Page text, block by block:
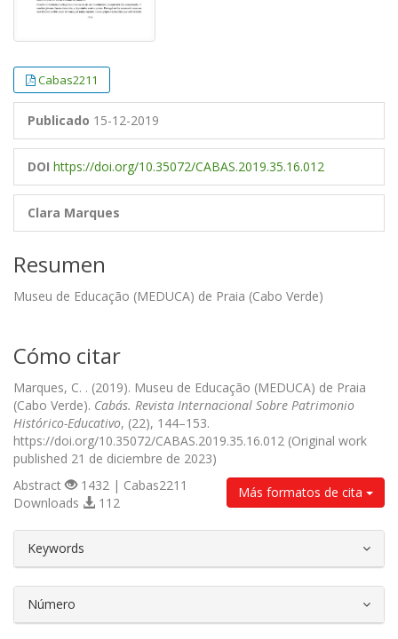
Cabas2211
Publicado 15-12-2019
DOI https://doi.org/10.35072/CABAS.2019.35.16.012
Clara Marques
Resumen
Museu de Educação (MEDUCA) de Praia (Cabo Verde)
Cómo citar
Marques, C. . (2019). Museu de Educação (MEDUCA) de Praia
(Cabo Verde). Cabás. Revista Internacional Sobre Patrimonio
Histórico-Educativo, (22), 144–153.
https://doi.org/10.35072/CABAS.2019.35.16.012 (Original work
published 21 de diciembre de 2023)
Más formatos de cita
Abstract
1432 | Cabas2211
Downloads
112
Keywords
Número